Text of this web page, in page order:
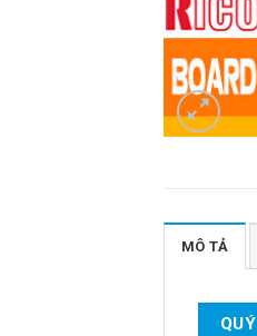
MÔ TẢ